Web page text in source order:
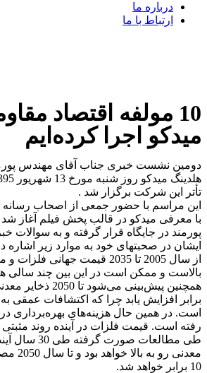
درباره ما
ارتباط با ما
10 مولفه اقتصاد
میدکو اجرا کرده‌ایم
دومین نشست خبری جناب آقای مهندس
تأتر این شرکت برگزار شد .
با معرفی میدکو در قالب پخش فیلم آغاز
پورمند در جایگاه قرار گرفته و به سوالات
ایشان در صحبتهای خود به موارد زیر اشاره
از سال 2005 تا 2035 قیمت جهانی
بالاست و ممکن است در این بین چند سالی
برابر افزایش یابد چرا که اکتشافات
است. در همین حال هزینه‌های بهره‌برداری در
رفته است. قیمت فلزات در آینده روند
طی مطالعات
10 برابر خواهد شد.